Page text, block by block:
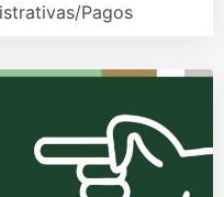
Pagos